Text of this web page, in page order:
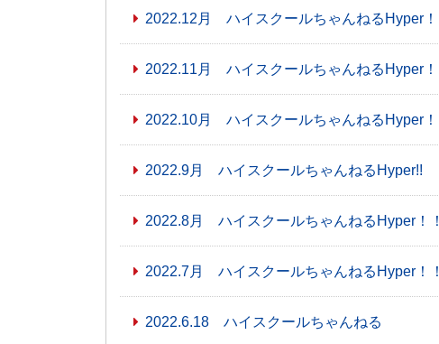
2022.12月 ハイスクールちゃんねるHyper！
2022.11月 ハイスクールちゃんねるHyper！
2022.10月 ハイスクールちゃんねるHyper！
2022.9月 ハイスクールちゃんねるHyper!!
2022.8月 ハイスクールちゃんねるHyper！！
2022.7月 ハイスクールちゃんねるHyper！！
2022.6.18 ハイスクールちゃんねる